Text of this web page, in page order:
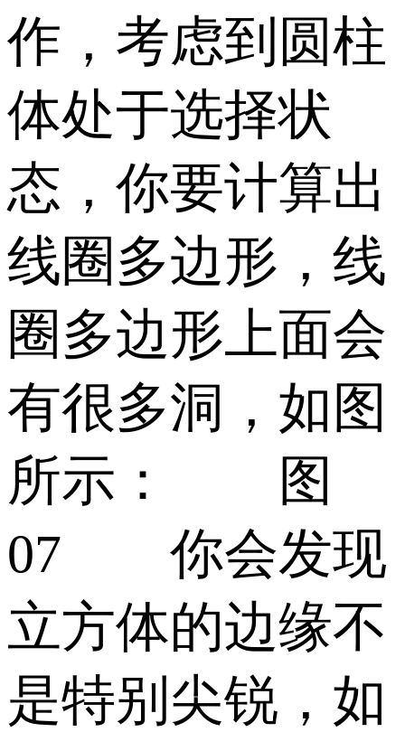
作，考虑到圆柱
体处于选择状
态，你要计算出
线圈多边形，线
圈多边形上面会
有很多洞，如图
所示： 图
07 你会发现
立方体的边缘不
是特别尖锐，如